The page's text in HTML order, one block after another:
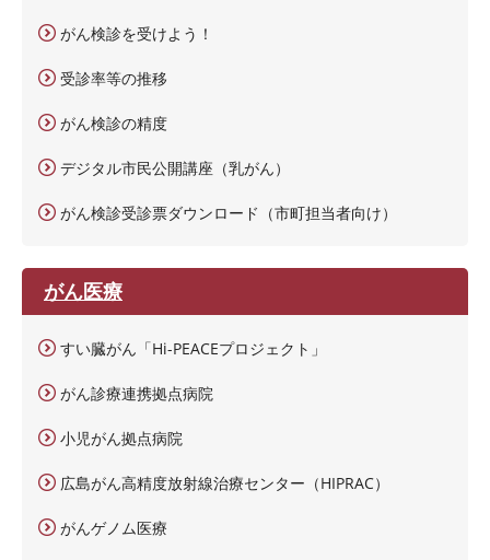
がん検診を受けよう！
受診率等の推移
がん検診の精度
デジタル市民公開講座（乳がん）
がん検診受診票ダウンロード（市町担当者向け）
がん医療
すい臓がん「Hi-PEACEプロジェクト」
がん診療連携拠点病院
小児がん拠点病院
広島がん高精度放射線治療センター（HIPRAC）
がんゲノム医療